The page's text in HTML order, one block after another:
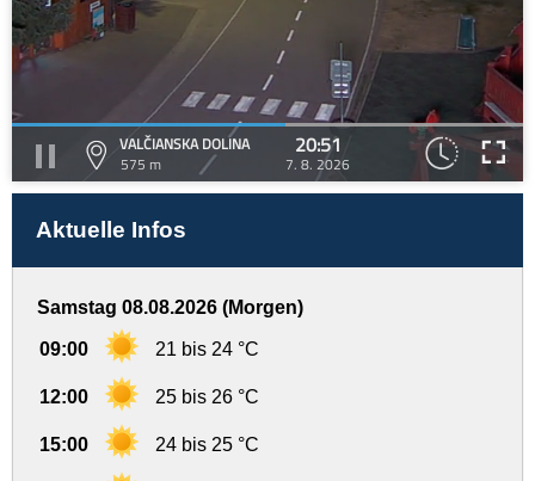
VALČIANSKA DOLINA
575 m
20:51
7. 8. 2026
Aktuelle Infos
Samstag 08.08.2026 (Morgen)
09:00 21 bis 24 °C
12:00 25 bis 26 °C
15:00 24 bis 25 °C